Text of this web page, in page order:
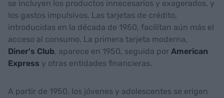
se incluyen los productos innecesarios y exagerados, y
los gastos impulsivos. Las tarjetas de crédito,
introducidas en la década de 1950, facilitan aún más el
acceso al consumo. La primera tarjeta moderna,
Diner's Club, aparece en 1950, seguida por American
Express y otras entidades financieras.
A partir de 1950, los jóvenes y adolescentes se erigen